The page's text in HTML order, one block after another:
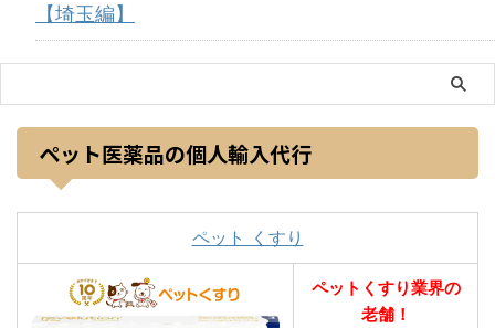
【埼玉編】
ペット医薬品の個人輸入代行
ペット くすり
ペットくすり業界の
老舗！